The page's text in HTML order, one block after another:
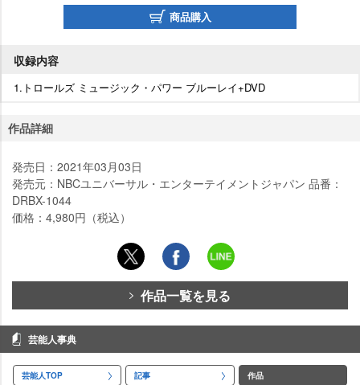
商品購入
収録内容
1.トロールズ ミュージック・パワー ブルーレイ+DVD
作品詳細
発売日：2021年03月03日
発売元：NBCユニバーサル・エンターテイメントジャパン 品番：
DRBX-1044
価格：4,980円（税込）
作品一覧を見る
芸能人事典
芸能人TOP 記事 作品